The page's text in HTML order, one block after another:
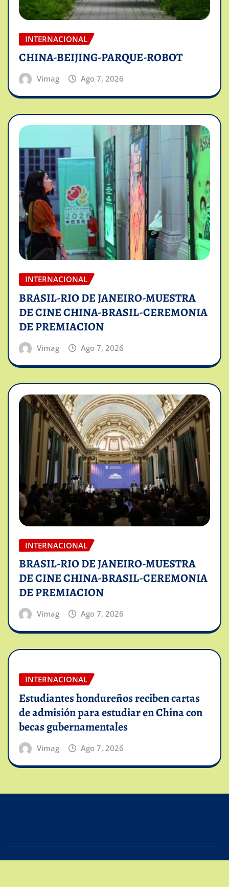
INTERNACIONAL
CHINA-BEIJING-PARQUE-ROBOT
Vimag Ago 7, 2026
INTERNACIONAL
BRASIL-RIO DE JANEIRO-MUESTRA
DE CINE CHINA-BRASIL-CEREMONIA
DE PREMIACION
Vimag Ago 7, 2026
INTERNACIONAL
BRASIL-RIO DE JANEIRO-MUESTRA
DE CINE CHINA-BRASIL-CEREMONIA
DE PREMIACION
Vimag Ago 7, 2026
INTERNACIONAL
Estudiantes hondureños reciben cartas
de admisión para estudiar en China con
becas gubernamentales
Vimag Ago 7, 2026